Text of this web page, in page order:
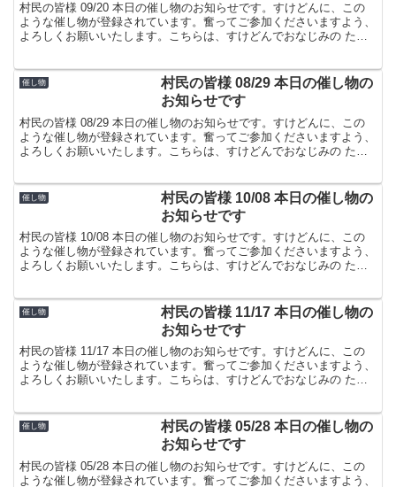
村民の皆様 09/20 本日の催し物のお知らせです。すけどんに、この
ような催し物が登録されています。奮ってご参加くださいますよう、
よろしくお願いいたします。こちらは、すけどんでおなじみの たま
催し物
村民の皆様 08/29 本日の催し物の
お知らせです
村民の皆様 08/29 本日の催し物のお知らせです。すけどんに、この
ような催し物が登録されています。奮ってご参加くださいますよう、
よろしくお願いいたします。こちらは、すけどんでおなじみの たま
催し物
村民の皆様 10/08 本日の催し物の
お知らせです
村民の皆様 10/08 本日の催し物のお知らせです。すけどんに、この
ような催し物が登録されています。奮ってご参加くださいますよう、
よろしくお願いいたします。こちらは、すけどんでおなじみの たま
催し物
村民の皆様 11/17 本日の催し物の
お知らせです
村民の皆様 11/17 本日の催し物のお知らせです。すけどんに、この
ような催し物が登録されています。奮ってご参加くださいますよう、
よろしくお願いいたします。こちらは、すけどんでおなじみの たま
催し物
村民の皆様 05/28 本日の催し物の
お知らせです
村民の皆様 05/28 本日の催し物のお知らせです。すけどんに、この
ような催し物が登録されています。奮ってご参加くださいますよう、